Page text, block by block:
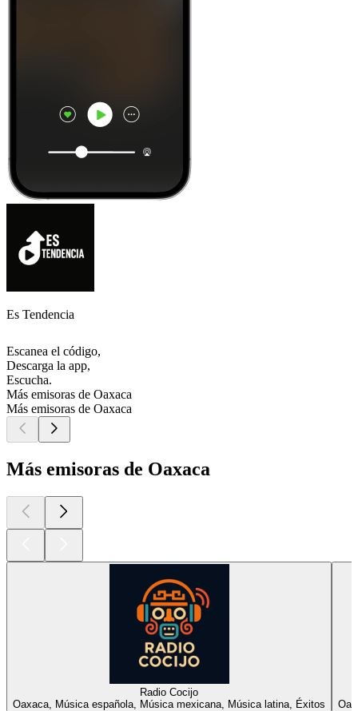
Es Tendencia
Escanea el código,
Descarga la app,
Escucha.
Más emisoras de Oaxaca
Más emisoras de Oaxaca
Más emisoras de Oaxaca
Radio Cocijo
Oaxaca, Música española, Música mexicana, Música latina, Éxitos